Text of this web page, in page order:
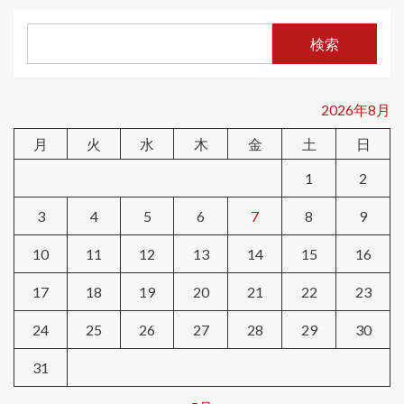
検索
2026年8月
月
火 水 木 金 土
日
1
2
3 4 5 6 7 8 9
10 11 12 13 14 15 16
17 18 19 20 21 22 23
24 25 26 27 28 29 30
31